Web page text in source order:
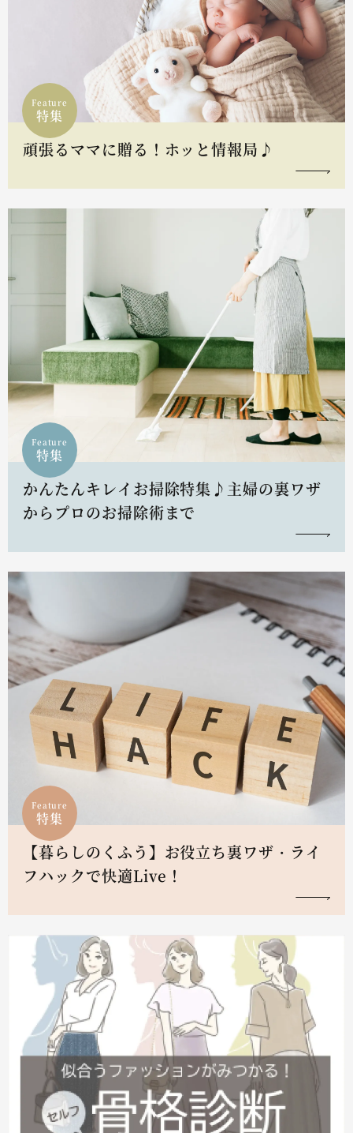
Feature
特集
頑張るママに贈る！ホッと情報局♪
Feature
特集
かんたんキレイお掃除特集♪主婦の裏ワザ
からプロのお掃除術まで
Feature
特集
【暮らしのくふう】お役立ち裏ワザ・ライ
フハックで快適Live！